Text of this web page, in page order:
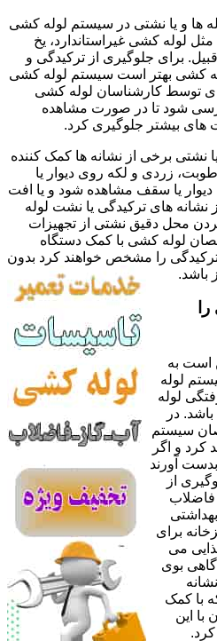
ها و یا نشتی در سیستم لوله کشی
لوله کشی غیراستاندارد، یخ
برای جلوگیری از ترکیدگی و
کشی بهتر است سیستم لوله کشی
توسط کارشناسان لوله کشی
شود تا در صورت مشاهده
های بیشتر جلوگیری کرد.
نشتی برخی از نشانه ها کمک کننده
زردی و لکه روی دیوار یا
یا سقف مشاهده شود و یا افت
نشانه های ترکیدگی یا نشت لوله
محل دقیق نشتی از تجهیزات
لوله کشی با کمک دستگاه
را مشخص خواهند کرد بدون
باشد.
است به
لوله
لوله
در
سیستم
کرد و اگر
آورند
از
برای
می
گاهی بوی
با کمک
این